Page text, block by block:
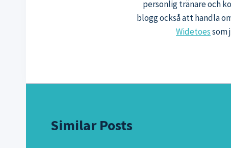
personlig tränare och
blogg också att handla
Widetoessom
Similar Posts